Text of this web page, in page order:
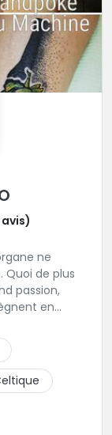
ne
de plus
passion,
en
le tatouage
son arc,
Oldschool,
vous
et au
vous, que